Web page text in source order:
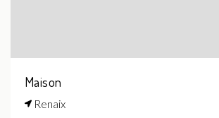
Maison
Renaix